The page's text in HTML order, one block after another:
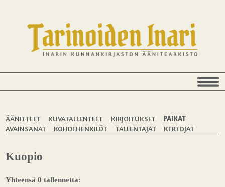
ÄÄNITTEET KUVATALLENTEET KIRJOITUKSET
PAIKAT
AVAINSANAT
KOHDEHENKILÖT TALLENTAJAT KERTOJAT
Kuopio
Yhteensä 0 tallennetta: